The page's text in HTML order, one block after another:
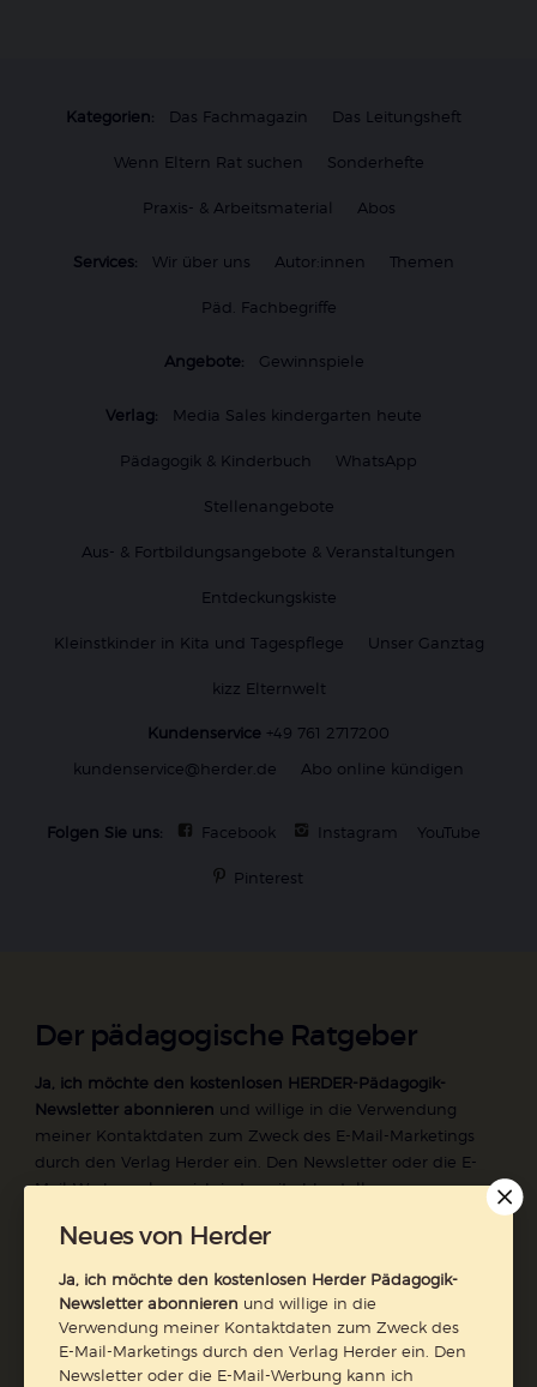
Kategorien: Das Fachmagazin Das Leitungsheft
Wenn Eltern Rat suchen Sonderhefte
Praxis- & Arbeitsmaterial Abos
Services: Wir über uns Autor:innen Themen
Päd. Fachbegriffe
Angebote: Gewinnspiele
Verlag: Media Sales kindergarten heute
Pädagogik & Kinderbuch WhatsApp
Stellenangebote
Aus- & Fortbildungsangebote & Veranstaltungen
Entdeckungskiste
Kleinstkinder in Kita und Tagespflege Unser Ganztag
kizz Elternwelt
Kundenservice +49 761 2717200
kundenservice@herder.de
Abo online kündigen
Folgen Sie uns: Facebook Instagram YouTube
Pinterest
Der pädagogische Ratgeber
Ja, ich möchte den kostenlosen HERDER-Pädagogik-
Newsletter abonnieren und willige in die Verwendung
meiner Kontaktdaten zum Zweck des E-Mail-Marketings
durch den Verlag Herder ein. Den Newsletter oder die E-
Mail-Werbung kann ich jederzeit abbestellen.
Nutzungsverhalten in Newsletter und E-Mail-Werbung
meine Interessen auszurichten. Über einen Link in
Newsletter oder E-Mail kann ich diese Funktion jederzeit
ausschalten.
Weiterführende Informationen finden Sie in unseren
Neues von Herder
Ja, ich möchte den kostenlosen Herder Pädagogik-
Newsletter abonnieren und willige in die
Verwendung meiner Kontaktdaten zum Zweck des
E-Mail-Marketings durch den Verlag Herder ein. Den
Newsletter oder die E-Mail-Werbung kann ich